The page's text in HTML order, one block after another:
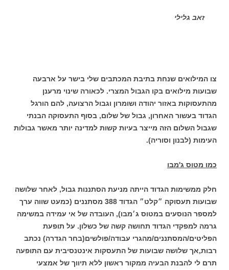
זאב גלילי
צו המילואים שנחת בתיבת המכתבים שלי בישר על ארבעה
שבועות מילואים בקו הגבול המצרי. לכאורה שינוי מרענן
מהתעסוקות באזור יהודה ושומרון וגבול הרצועה, להם הורגל
הגדוד בעשור האחרון, גבול של שלום, בסוף התעסוקה הבנתי
שגבול השלום הזה מייצר בעיות קשות למדינה יותר מאשר גבולות
העימות (לבנון וסוריה).
כמו מטוס ג'מבו
חלק ממשימות הגדוד הייתה מניעת הסתננות גבול, לאחר שלושה
שבועות תעסוקה ״קלט״ הגדוד 388 מסתננים (כמעט שווה ערך
למספר הנוסעים במטוס ג׳מבו), העובדה של אי עמידה במשימה
גרמה למפקדי הגדוד תחושה קשה של כשלון. על תופעת
הפליטים/המסתננים/מהגרי עבודה/פולשים(בחר הגדרה) נכתב
רבות,אך שלושה שבועות של התעסקות אינטנסיבית עם התופעה
תרם לי להבנת הבעיה ממקור ראשון ללא תיווך של אמצעי